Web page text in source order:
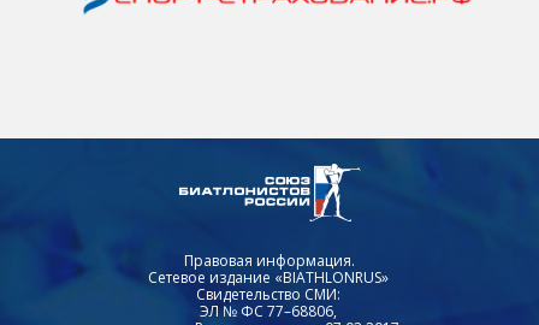
Правовая информация.
Сетевое издание «BIATHLONRUS»
Свидетельство СМИ:
ЭЛ № ФС 77–68806,